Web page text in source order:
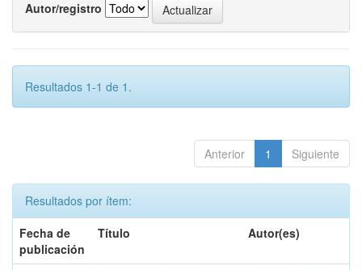
Autor/registro
Resultados 1-1 de 1.
Anterior 1 Siguiente
Resultados por ítem:
Fecha de
publicación
Título Autor(es)